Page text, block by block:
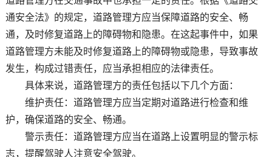
通安全法》的规定，道路管理方应当保障道路的安全、畅
通，及时修复道路上的障碍物和隐患。在这起事件中，如果
道路管理方未能及时修复道路上的障碍物或隐患，导致事故
发生，构成过错责任，应当承担相应的法律责任。
具体来说，道路管理方的责任包括以下几个方面：
维护责任：道路管理方应当定期对道路进行检查和维
护，确保道路的安全、畅通。
警示责任：道路管理方应当在道路上设置明显的警示标
志，提醒驾驶人注意安全驾驶。